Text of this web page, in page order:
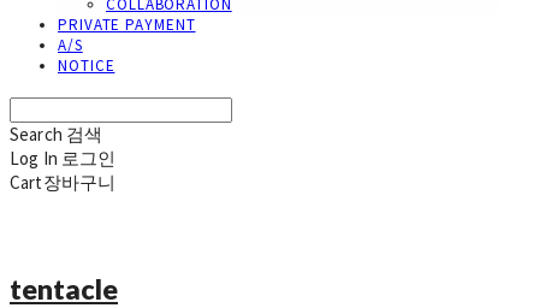
COLLABORATION
PRIVATE PAYMENT
A/S
NOTICE
Search 검색
Log In 로그인
Cart장바구니
tentacle